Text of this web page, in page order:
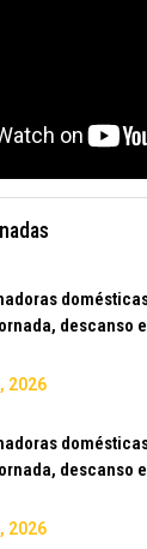
descanso
2026
descanso
2026